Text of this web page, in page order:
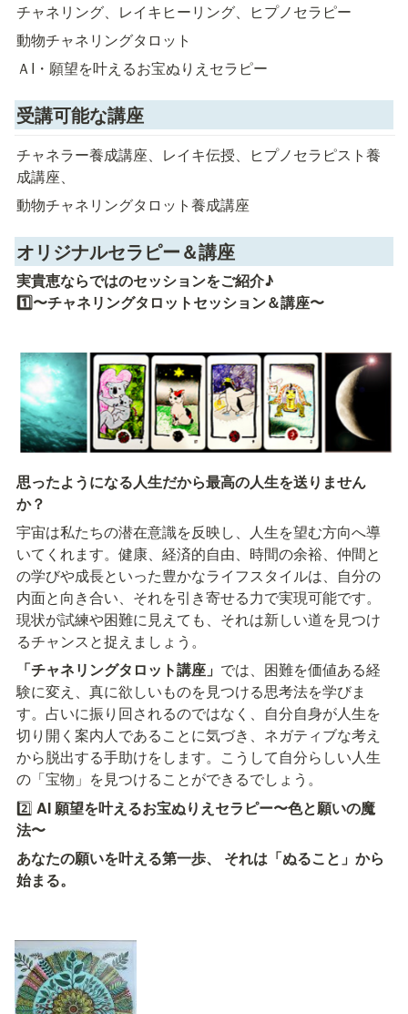
チャネリング、レイキヒーリング、ヒプノセラピー
動物チャネリングタロット
ＡI・願望を叶えるお宝ぬりえセラピー
受講可能な講座
チャネラー養成講座、レイキ伝授、ヒプノセラピスト養
成講座、
動物チャネリングタロット養成講座
オリジナルセラピー＆講座
実貴恵ならではのセッションをご紹介♪
1️⃣〜チャネリングタロットセッション＆講座〜
思ったようになる人生だから最高の人生を送りません
か？
宇宙は私たちの潜在意識を反映し、人生を望む方向へ導
いてくれます。健康、経済的自由、時間の余裕、仲間と
の学びや成長といった豊かなライフスタイルは、自分の
内面と向き合い、それを引き寄せる力で実現可能です。
現状が試練や困難に見えても、それは新しい道を見つけ
るチャンスと捉えましょう。
「チャネリングタロット講座」 では、困難を価値ある経
験に変え、真に欲しいものを見つける思考法を学びま
す。占いに振り回されるのではなく、自分自身が人生を
切り開く案内人であることに気づき、ネガティブな考え
から脱出する手助けをします。こうして自分らしい人生
の「宝物」を見つけることができるでしょう。
2️⃣ AI 願望を叶えるお宝ぬりえセラピー〜色と願いの魔
法〜
あなたの願いを叶える第一歩、 それは「ぬること」から
始まる。